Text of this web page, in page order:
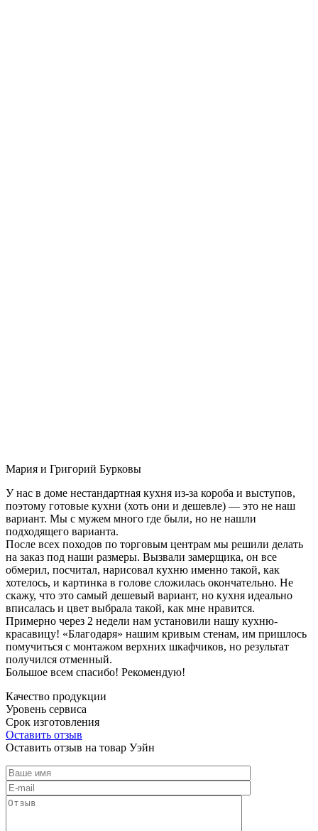
Мария и Григорий Бурковы
У нас в доме нестандартная кухня из-за короба и выступов,
поэтому готовые кухни (хоть они и дешевле) — это не наш
вариант. Мы с мужем много где были, но не нашли
подходящего варианта.
После всех походов по торговым центрам мы решили делать
на заказ под наши размеры. Вызвали замерщика, он все
обмерил, посчитал, нарисовал кухню именно такой, как
хотелось, и картинка в голове сложилась окончательно. Не
скажу, что это самый дешевый вариант, но кухня идеально
вписалась и цвет выбрала такой, как мне нравится.
Примерно через 2 недели нам установили нашу кухню-
красавицу! «Благодаря» нашим кривым стенам, им пришлось
помучиться с монтажом верхних шкафчиков, но результат
получился отменный.
Большое всем спасибо! Рекомендую!
Качество продукции
Уровень сервиса
Срок изготовления
Оставить отзыв
Оставить отзыв на товар Уэйн